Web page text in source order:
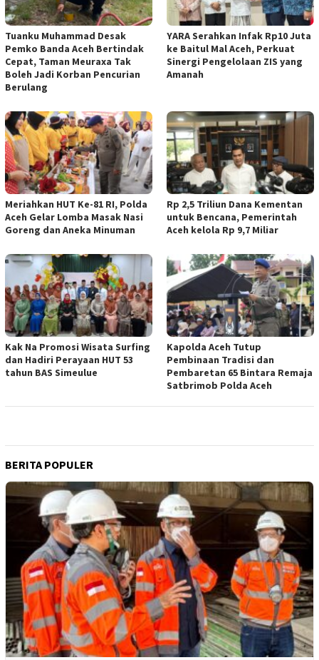
Tuanku Muhammad Desak
Pemko Banda Aceh Bertindak
Cepat, Taman Meuraxa Tak
Boleh Jadi Korban Pencurian
Berulang
YARA Serahkan Infak Rp10 Juta
ke Baitul Mal Aceh, Perkuat
Sinergi Pengelolaan ZIS yang
Amanah
Meriahkan HUT Ke-81 RI, Polda
Aceh Gelar Lomba Masak Nasi
Goreng dan Aneka Minuman
Rp 2,5 Triliun Dana Kementan
untuk Bencana, Pemerintah
Aceh kelola Rp 9,7 Miliar
Kak Na Promosi Wisata Surfing
dan Hadiri Perayaan HUT 53
tahun BAS Simeulue
Kapolda Aceh Tutup
Pembinaan Tradisi dan
Pembaretan 65 Bintara Remaja
Satbrimob Polda Aceh
BERITA POPULER